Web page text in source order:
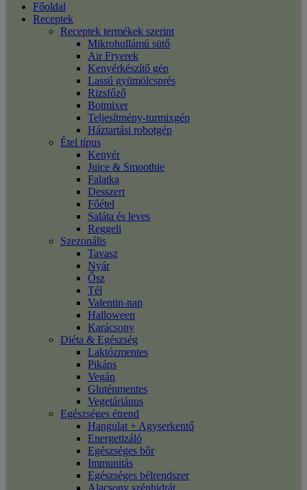
Főoldal
Receptek
Receptek termékek szerint
Mikrohullámú sütő
Air Fryerek
Kenyérkészítő gép
Lassú gyümölcsprés
Rizsfőző
Botmixer
Teljesítmény-turmixgép
Háztartási robotgép
Étel típus
Kenyér
Juice & Smoothie
Falatka
Desszert
Főétel
Saláta és leves
Reggeli
Szezonális
Tavasz
Nyár
Ősz
Tél
Valentin-nap
Halloween
Karácsony
Diéta & Egészség
Laktózmentes
Pikáns
Vegán
Gluténmentes
Vegetáriánus
Egészséges étrend
Hangulat + Agyserkentő
Energetizáló
Egészséges bőr
Immunitás
Egészséges bélrendszer
Alacsony szénhidrát